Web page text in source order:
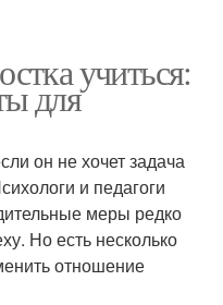
учиться:
для
он не хочет задача
и педагоги
меры редко
Но есть несколько
отношение